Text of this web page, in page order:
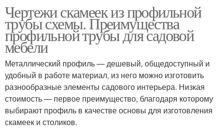
Чертежи скамеек из профильной
трубы схемы. Преимущества
профильной трубы для садовой
мебели
Металлический профиль — дешевый, общедоступный и
удобный в работе материал, из него можно изготовить
разнообразные элементы садового интерьера. Низкая
стоимость — первое преимущество, благодаря которому
выбирают профиль в качестве основы для изготовления
скамеек и столиков.